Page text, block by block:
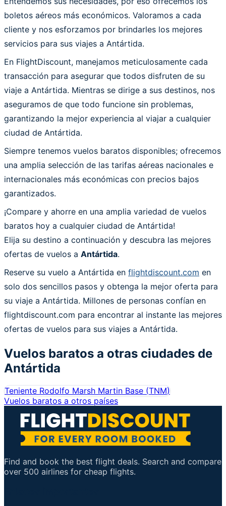
boletos aéreos más económicos. Valoramos a cada
cliente y nos esforzamos por brindarles los mejores
servicios para sus viajes a Antártida.
En FlightDiscount, manejamos meticulosamente cada
transacción para asegurar que todos disfruten de su
viaje a Antártida. Mientras se dirige a sus destinos, nos
aseguramos de que todo funcione sin problemas,
garantizando la mejor experiencia al viajar a cualquier
ciudad de Antártida.
Siempre tenemos vuelos baratos disponibles; ofrecemos
una amplia selección de las tarifas aéreas nacionales e
internacionales más económicas con precios bajos
garantizados.
¡Compare y ahorre en una amplia variedad de vuelos
baratos hoy a cualquier ciudad de Antártida!
Elija su destino a continuación y descubra las mejores
ofertas de vuelos a Antártida.
Reserve su vuelo a Antártida en flightdiscount.com en
solo dos sencillos pasos y obtenga la mejor oferta para
su viaje a Antártida. Millones de personas confían en
flightdiscount.com para encontrar al instante las mejores
ofertas de vuelos para sus viajes a Antártida.
Vuelos baratos a otras ciudades de
Antártida
Teniente Rodolfo Marsh Martin Base (TNM)
Vuelos baratos a otros países
Find and book the best flight deals. Search and compare
over 500 airlines for cheap flights.